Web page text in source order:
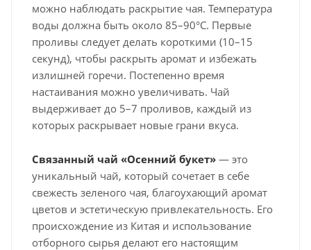
можно наблюдать раскрытие чая. Температура
воды должна быть около 85–90°C. Первые
проливы следует делать короткими (10–15
секунд), чтобы раскрыть аромат и избежать
излишней горечи. Постепенно время
настаивания можно увеличивать. Чай
выдерживает до 5–7 проливов, каждый из
которых раскрывает новые грани вкуса.
Связанный чай «Осенний букет» — это
уникальный чай, который сочетает в себе
свежесть зеленого чая, благоухающий аромат
цветов и эстетическую привлекательность. Его
происхождение из Китая и использование
отборного сырья делают его настоящим